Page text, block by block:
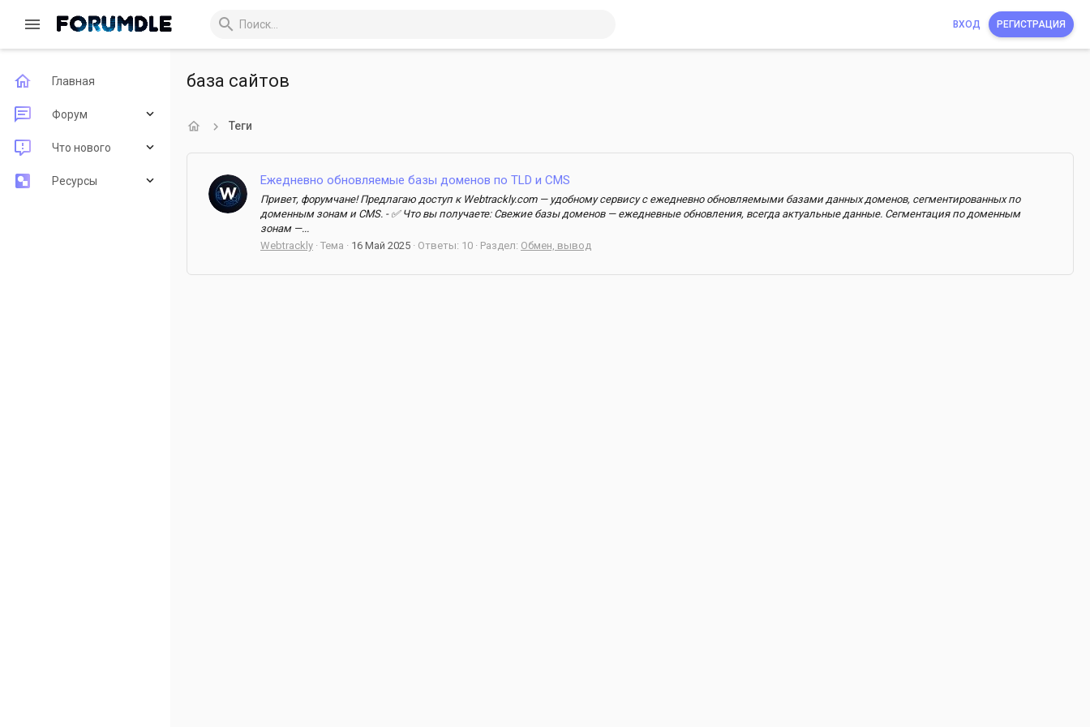
ВХОД РЕГИСТРАЦИЯ
Главная
Форум
Новые сообщения
Поиск по форуму
Что нового
Новые сообщения
Ресурсы
база сайтов
Теги
Ежедневно обновляемые базы доменов по TLD и CMS
Привет, форумчане! Предлагаю доступ к Webtrackly.com — удобному сервису с ежедневно обновляемыми базами данных доменов, сегментированных по
доменным зонам и CMS. - ✅ Что вы получаете: Свежие базы доменов — ежедневные обновления, всегда актуальные данные. Сегментация по доменным
зонам —...
Webtrackly Тема 16 Май 2025 Ответы: 10 Раздел: Обмен, вывод